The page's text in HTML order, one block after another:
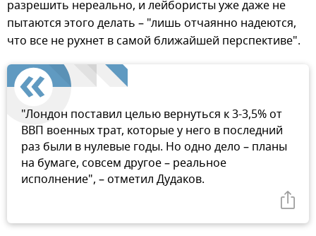
разрешить нереально, и лейбористы уже даже не
пытаются этого делать – "лишь отчаянно надеются,
что все не рухнет в самой ближайшей перспективе".
"Лондон поставил целью вернуться к 3-3,5% от
ВВП военных трат, которые у него в последний
раз были в нулевые годы. Но одно дело – планы
на бумаге, совсем другое – реальное
исполнение", – отметил Дудаков.